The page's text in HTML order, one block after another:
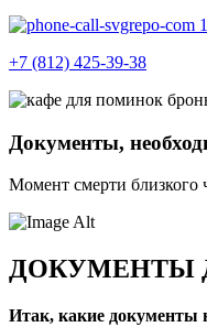
+7 (812) 425-39-38
Документы,
Момент смерти близкого
ДОКУМЕНТЫ
Итак, какие документы